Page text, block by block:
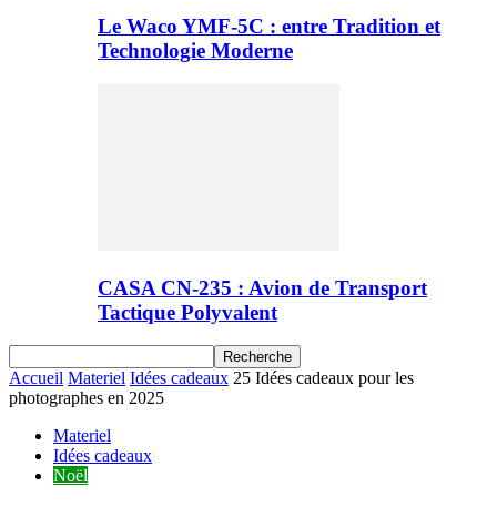
Le Waco YMF-5C : entre Tradition et
Technologie Moderne
CASA CN-235 : Avion de Transport
Tactique Polyvalent
Accueil Materiel Idées cadeaux 25 Idées cadeaux pour les
photographes en 2025
Materiel
Idées cadeaux
Noël